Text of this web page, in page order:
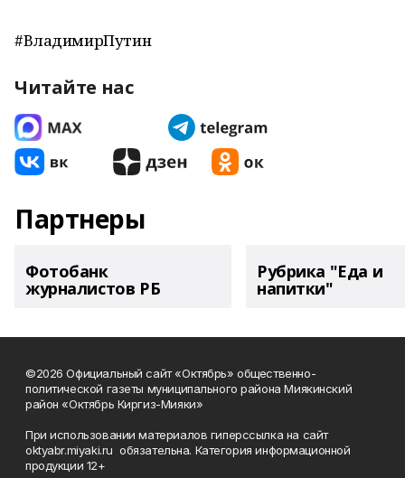
#ВладимирПутин
Читайте нас
Партнеры
Фотобанк
журналистов РБ
Рубрика "Еда и
напитки"
©2026 Официальный сайт «Октябрь» общественно-
политической газеты муниципального района Миякинский
район «Октябрь Киргиз-Мияки»
При использовании материалов гиперссылка на сайт
oktyabr.miyaki.ru обязательна. Категория информационной
продукции 12+